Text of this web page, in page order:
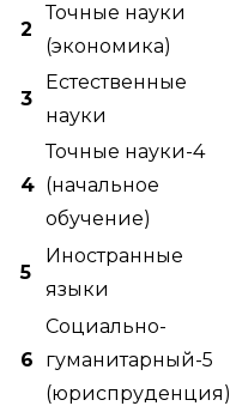
2
Точные науки
(экономика)
3
Естественные
науки
4
Точные науки-4
(начальное
обучение)
5
Иностранные
языки
6
Социально-
гуманитарный-5
(юриспруденция)